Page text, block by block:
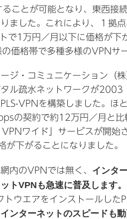
ことが可能となり、東西接
ました。これにより、１拠
で1万円／月以下に価格が下
価格帯で多種多様のVPNサ
ジ・コミュニケーション（
ル疏水ネットワークが
VPNを構築しました。
の契約で約12万円／月と
ワイド」サービスが開
が下がることになりました。
内のVPNでは無く、 インタ
トVPNも急速に普及します。
ウエアをインストールした
インターネットのスピードも